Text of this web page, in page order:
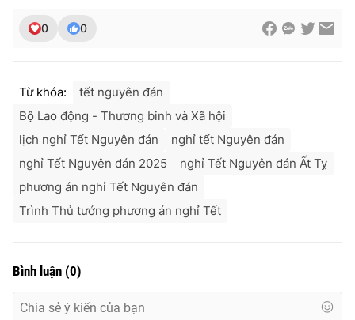
0 0
Từ khóa:
tết nguyên đán
Bộ Lao động - Thương binh và Xã hội
lịch nghỉ Tết Nguyên đán
nghỉ tết Nguyên đán
nghỉ Tết Nguyên đán 2025
nghỉ Tết Nguyên đán Ất Tỵ
phương án nghỉ Tết Nguyên đán
Trình Thủ tướng phương án nghỉ Tết
Bình luận (0)